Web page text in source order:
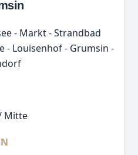
- Markt - Strandbad
- Louisenhof - Grumsin -
Mitte